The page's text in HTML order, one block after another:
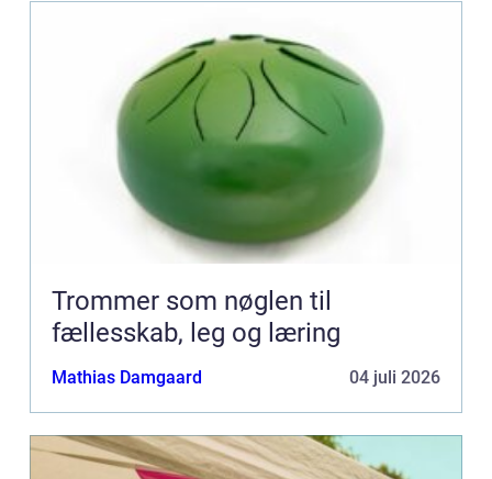
Trommer som nøglen til
fællesskab, leg og læring
Mathias Damgaard 04 juli 2026